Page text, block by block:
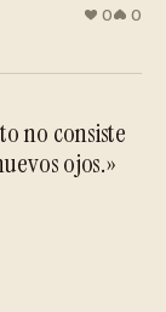
0 0
no consiste
ojos.»